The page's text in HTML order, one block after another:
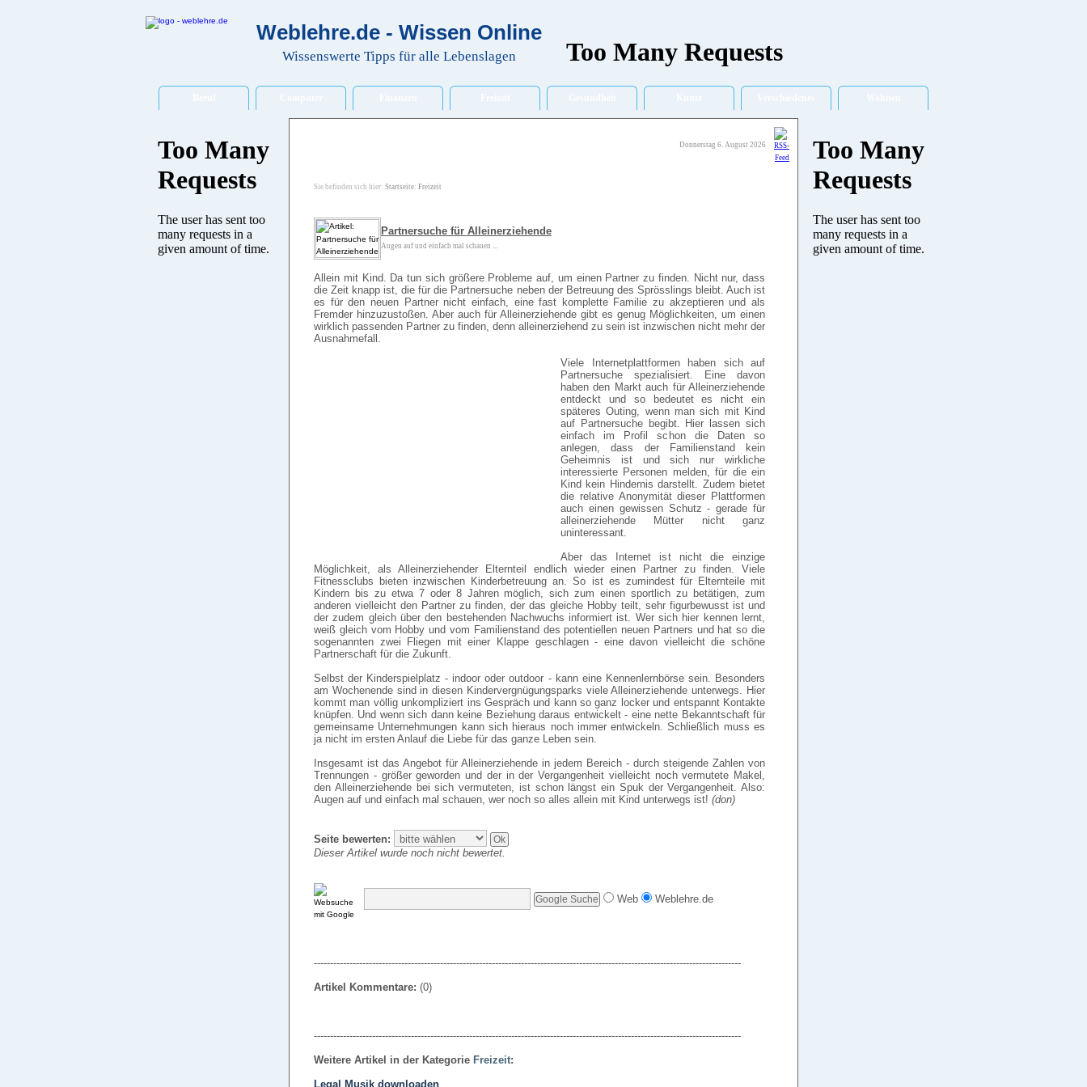
Weblehre.de - Wissen Online
Wissenswerte Tipps für alle Lebenslagen
Donnerstag 6. August 2026
Sie befinden sich hier: Startseite: Freizeit
Partnersuche für Alleinerziehende
Augen auf und einfach mal schauen ...
Allein mit Kind. Da tun sich größere Probleme auf, um einen Partner zu finden. Nicht nur, dass
die Zeit knapp ist, die für die Partnersuche neben der Betreuung des Sprösslings bleibt. Auch ist
es für den neuen Partner nicht einfach, eine fast komplette Familie zu akzeptieren und als
Fremder hinzuzustoßen. Aber auch für Alleinerziehende gibt es genug Möglichkeiten, um einen
wirklich passenden Partner zu finden, denn alleinerziehend zu sein ist inzwischen nicht mehr der
Ausnahmefall.
Viele Internetplattformen haben sich auf
Partnersuche spezialisiert. Eine davon
haben den Markt auch für Alleinerziehende
entdeckt und so bedeutet es nicht ein
späteres Outing, wenn man sich mit Kind
auf Partnersuche begibt. Hier lassen sich
einfach im Profil schon die Daten so
anlegen, dass der Familienstand kein
Geheimnis ist und sich nur wirkliche
interessierte Personen melden, für die ein
Kind kein Hindernis darstellt. Zudem bietet
die relative Anonymität dieser Plattformen
auch einen gewissen Schutz - gerade für
alleinerziehende Mütter nicht ganz
uninteressant.
Aber das Internet ist nicht die einzige
Möglichkeit, als Alleinerziehender Elternteil endlich wieder einen Partner zu finden. Viele
Fitnessclubs bieten inzwischen Kinderbetreuung an. So ist es zumindest für Elternteile mit
Kindern bis zu etwa 7 oder 8 Jahren möglich, sich zum einen sportlich zu betätigen, zum
anderen vielleicht den Partner zu finden, der das gleiche Hobby teilt, sehr figurbewusst ist und
der zudem gleich über den bestehenden Nachwuchs informiert ist. Wer sich hier kennen lernt,
weiß gleich vom Hobby und vom Familienstand des potentiellen neuen Partners und hat so die
sogenannten zwei Fliegen mit einer Klappe geschlagen - eine davon vielleicht die schöne
Partnerschaft für die Zukunft.
Selbst der Kinderspielplatz - indoor oder outdoor - kann eine Kennenlernbörse sein. Besonders
am Wochenende sind in diesen Kindervergnügungsparks viele Alleinerziehende unterwegs. Hier
kommt man völlig unkompliziert ins Gespräch und kann so ganz locker und entspannt Kontakte
knüpfen. Und wenn sich dann keine Beziehung daraus entwickelt - eine nette Bekanntschaft für
gemeinsame Unternehmungen kann sich hieraus noch immer entwickeln. Schließlich muss es
ja nicht im ersten Anlauf die Liebe für das ganze Leben sein.
Insgesamt ist das Angebot für Alleinerziehende in jedem Bereich - durch steigende Zahlen von
Trennungen - größer geworden und der in der Vergangenheit vielleicht noch vermutete Makel,
den Alleinerziehende bei sich vermuteten, ist schon längst ein Spuk der Vergangenheit. Also:
Augen auf und einfach mal schauen, wer noch so alles allein mit Kind unterwegs ist! (don)
Seite bewerten:
Dieser Artikel wurde noch nicht bewertet.
Web Weblehre.de
------------------------------------------------------------------------------------------------------------------------------------
Artikel Kommentare: (0)
------------------------------------------------------------------------------------------------------------------------------------
Weitere Artikel in der Kategorie Freizeit:
Legal Musik downloaden